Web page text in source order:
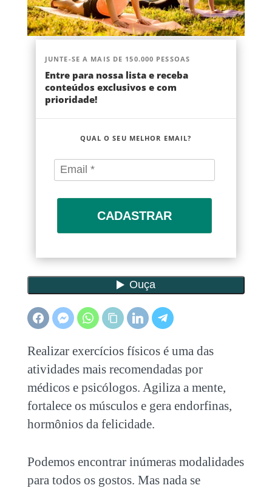
JUNTE-SE A MAIS DE 150.000 PESSOAS
Entre para nossa lista e receba
conteúdos exclusivos e com
prioridade!
QUAL O SEU MELHOR EMAIL?
CADASTRAR
Realizar exercícios físicos é uma das
atividades mais recomendadas por
médicos e psicólogos. Agiliza a mente,
fortalece os músculos e gera endorfinas,
hormônios da felicidade.
Podemos encontrar inúmeras modalidades
para todos os gostos. Mas nada se